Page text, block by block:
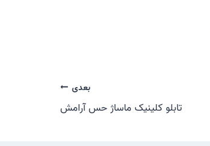
بعدی
تابلو کلینیک ماساژ حس آرامش